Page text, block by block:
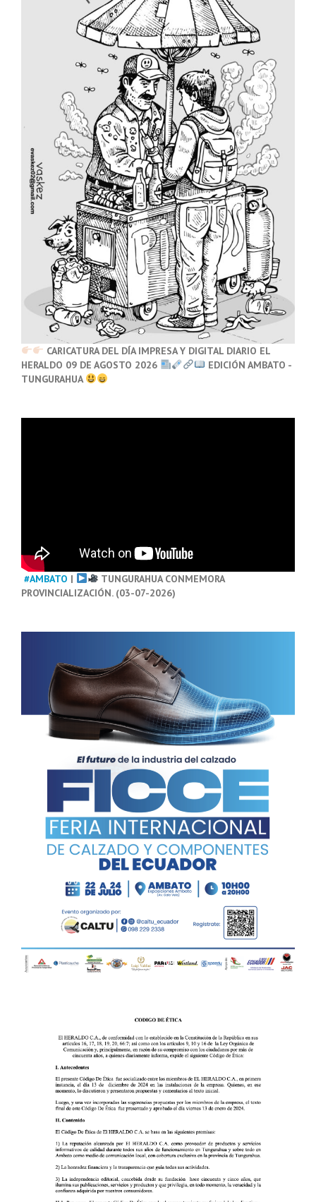
CARICATURA DEL DÍA IMPRESA Y DIGITAL DIARIO EL
HERALDO 09 DE AGOSTO 2026
EDICIÓN AMBATO -
TUNGURAHUA
#AMBATO |
TUNGURAHUA CONMEMORA
PROVINCIALIZACIÓN. (03-07-2026)